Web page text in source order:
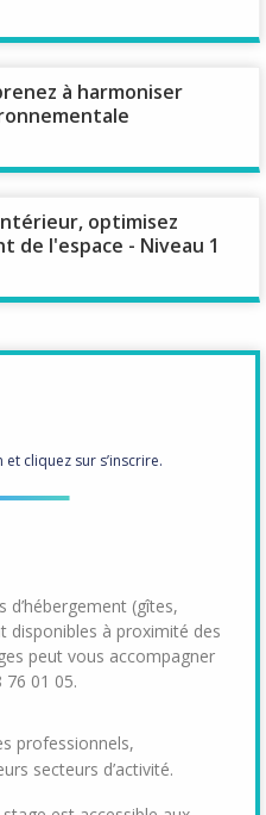
à harmoniser
optimisez
de l'espace - Niveau 1
cliquez sur s’inscrire.
d’hébergement (gîtes,
disponibles à proximité des
peut vous accompagner
01 05.
professionnels,
secteurs d’activité.